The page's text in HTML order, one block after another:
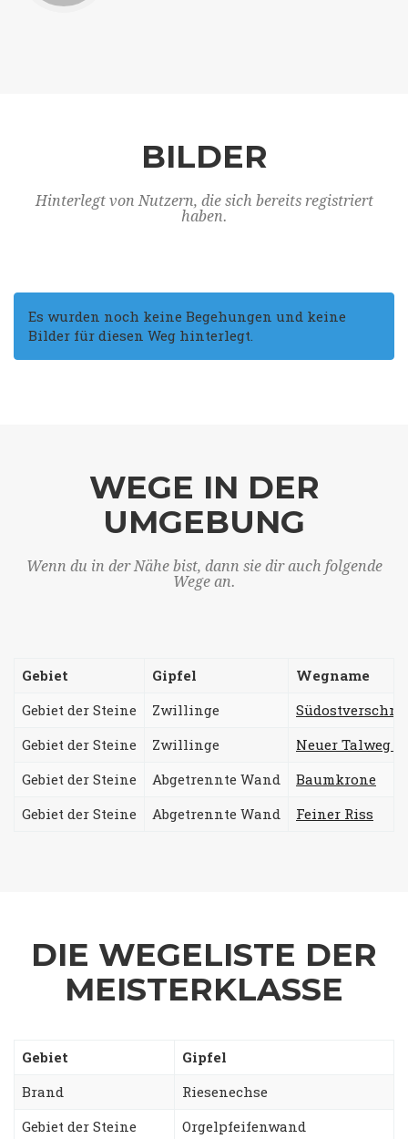
BILDER
Hinterlegt von Nutzern, die sich bereits registriert
haben.
Es wurden noch keine Begehungen und keine
Bilder für diesen Weg hinterlegt.
WEGE IN DER
UMGEBUNG
Wenn du in der Nähe bist, dann sie dir auch folgende
Wege an.
Gebiet Gipfel
Wegname
Gebiet der Steine
Zwillinge
Gebiet der Steine
Zwillinge
Neuer Talweg
Gebiet der Steine
Abgetrennte Wand
Baumkrone
Gebiet der Steine
Abgetrennte Wand Feiner Riss
DIE WEGELISTE DER
MEISTERKLASSE
Gebiet
Gipfel
Brand
Riesenechse
Gebiet der Steine
Orgelpfeifenwand